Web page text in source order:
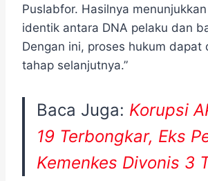
Puslabfor. Hasilnya
identik antara DNA pelaku dan
Dengan ini, proses hukum dapat
tahap selanjutnya.”
Baca Juga: Korupsi
19 Terbongkar, Eks
Kemenkes Divonis 3